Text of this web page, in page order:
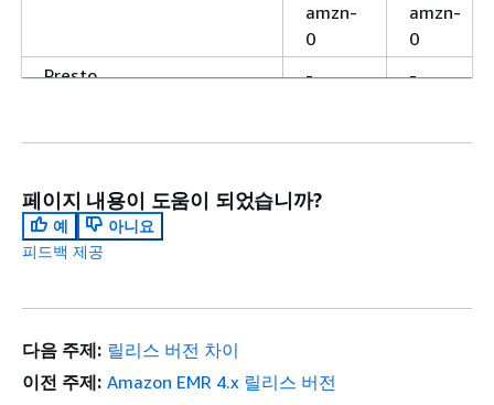
amzn-
0
amzn-
0
Presto
-
-
Spark
1.6.3
1.6.3
Sqoop-Sandbox
TensorFlow
Zeppelin
페이지 내용이 도움이 되었습니까?
예
아니요
피드백 제공
다음 주제: 릴리스 버전 차이
이전 주제: Amazon EMR 4.x 릴리스 버전